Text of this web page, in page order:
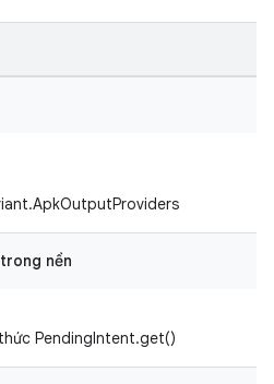
nền
PendingIntent.get()